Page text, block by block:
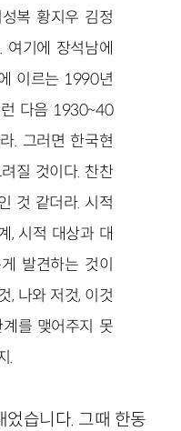
복 황지우 김정
기에 장석남에
이르는 1990년
다음 1930~40
. 그러면 한국현
질 것이다. 찬찬
것 같더라. 시적
, 시적 대상과 대
발견하는 것이
, 나와 저것, 이것
를 맺어주지 못
.
습니다. 그때 한동